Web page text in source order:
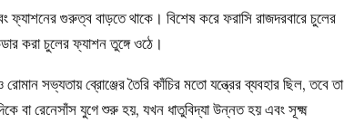
ফ্যাশনের গুরুত্ব বাড়তে থাকে। বিশেষ করে ফরাসি রাজদরবারে চুলের
করা চুলের ফ্যাশন তুঙ্গে ওঠে।
সভ্যতায় ব্রোঞ্জের তৈরি কাঁচির মতো যন্ত্রের ব্যবহার ছিল, তবে তা
রেনেসাঁস যুগে শুরু হয়, যখন ধাতুবিদ্যা উন্নত হয় এবং সূক্ষ্ম